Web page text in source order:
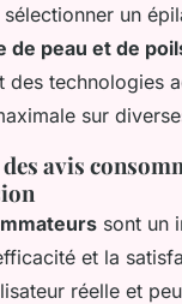
un
de peau et de
des technologies
sur
avis
sont un
et la
réelle et